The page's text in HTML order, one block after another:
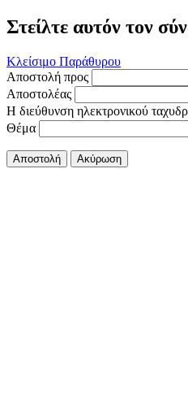
Στείλτε αυτόν τον
Κλείσιμο Παράθυρου
Αποστολή προς
Αποστολέας
Η διεύθυνση ηλεκτρονικού
Θέμα
Αποστολή Ακύρωση